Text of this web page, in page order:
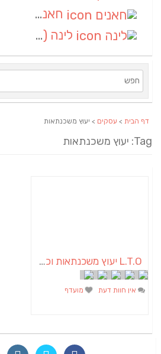
חאנים
לינה (1)
דף הבית > עסקים > יעוץ משכנתאות
Tag: יעוץ משכנתאות
L.T.O יעוץ משכנתאות וכלכלת משפחה | יועץ משכנתאות באשכול
אין חוות דעת מועדף